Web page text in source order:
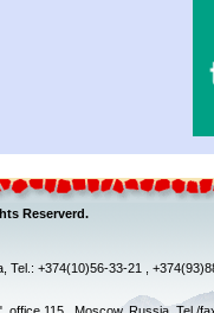
Reserverd.
Tel.: +374(10)56-33-21 ,